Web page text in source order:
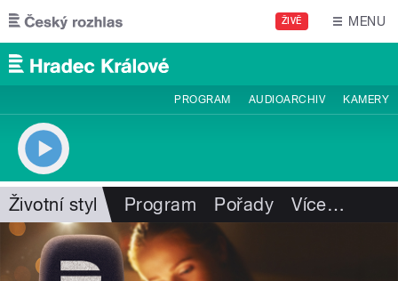
Přejít k hlavnímu obsahu
ŽIVĚ MENU
PROGRAM AUDIOARCHIV KAMERY
Životní styl Program Pořady Více…